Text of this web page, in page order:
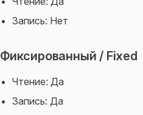
Запись: Нет
Фиксированный / Fixed
Чтение: Да
Запись: Да